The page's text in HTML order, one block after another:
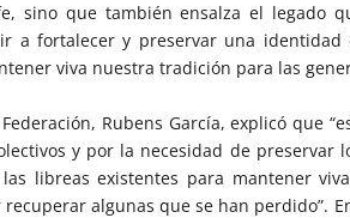
sino que también ensalza el legado
a fortalecer y preservar una
viva nuestra tradición para las
Rubens García, explicó que
y por la necesidad de preservar
libreas existentes para mantener
algunas que se han perdido”.